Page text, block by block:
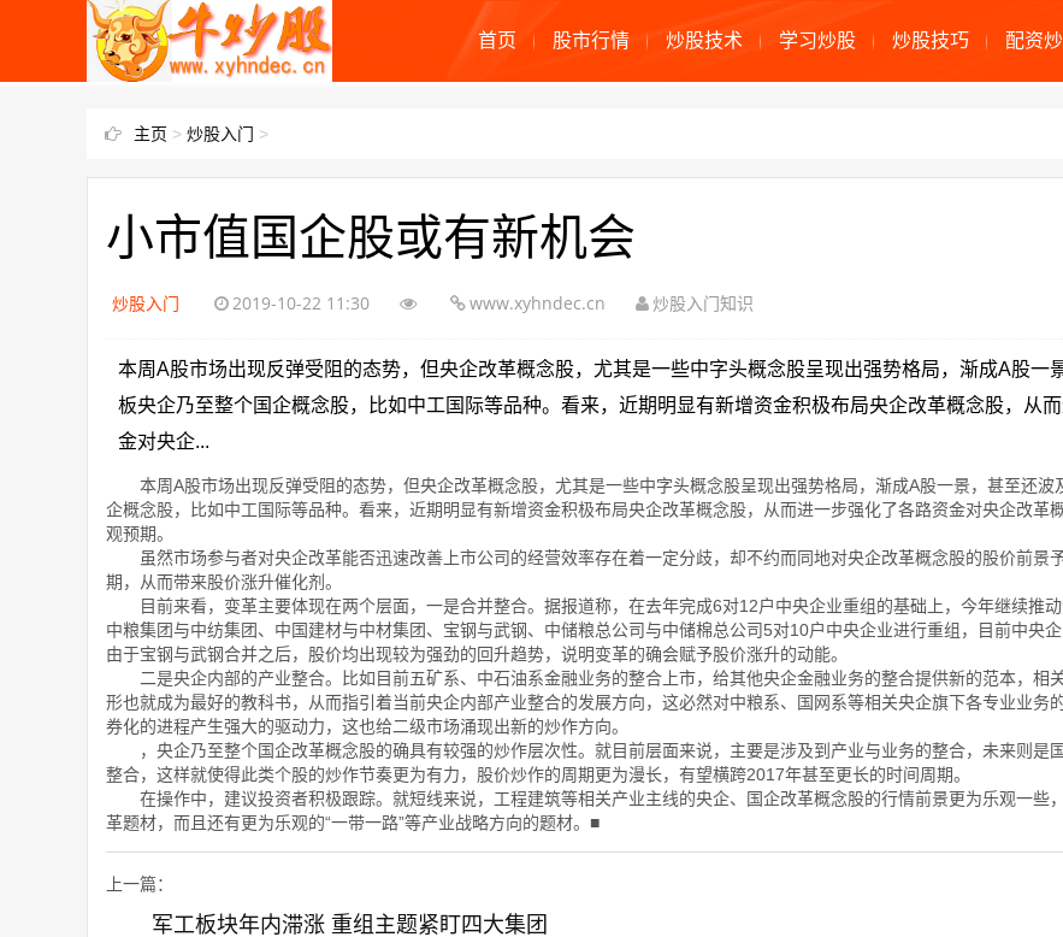
首页 股市行情 炒股技术 学习炒股 炒股技巧 配资
主页 > 炒股入门 >
小市值国企股或有新机会
炒股入门 2019-10-22 11:30 www.xyhndec.cn 炒股入门知识
本周A股市场出现反弹受阻的态势，但央企改革概念股，尤其是一些中字头概念股呈现出强势格局，渐成A股一
板央企乃至整个国企概念股，比如中工国际等品种。看来，近期明显有新增资金积极布局央企改革概念股，从
金对央企...
本周A股市场出现反弹受阻的态势，但央企改革概念股，尤其是一些中字头概念股呈现出强势格局，渐成A股一景，甚至还波
企概念股，比如中工国际等品种。看来，近期明显有新增资金积极布局央企改革概念股，从而进一步强化了各路资金对央企改革
观预期。
虽然市场参与者对央企改革能否迅速改善上市公司的经营效率存在着一定分歧，却不约而同地对央企改革概念股的股价前景
期，从而带来股价涨升催化剂。
目前来看，变革主要体现在两个层面，一是合并整合。据报道称，在去年完成6对12户中央企业重组的基础上，今年继续推动
中粮集团与中纺集团、中国建材与中材集团、宝钢与武钢、中储粮总公司与中储棉总公司5对10户中央企业进行重组，目前中央企
由于宝钢与武钢合并之后，股价均出现较为强劲的回升趋势，说明变革的确会赋予股价涨升的动能。
二是央企内部的产业整合。比如目前五矿系、中石油系金融业务的整合上市，给其他央企金融业务的整合提供新的范本，相
形也就成为最好的教科书，从而指引着当前央企内部产业整合的发展方向，这必然对中粮系、国网系等相关央企旗下各专业业务
券化的进程产生强大的驱动力，这也给二级市场涌现出新的炒作方向。
，央企乃至整个国企改革概念股的确具有较强的炒作层次性。就目前层面来说，主要是涉及到产业与业务的整合，未来则是
整合，这样就使得此类个股的炒作节奏更为有力，股价炒作的周期更为漫长，有望横跨2017年甚至更长的时间周期。
在操作中，建议投资者积极跟踪。就短线来说，工程建筑等相关产业主线的央企、国企改革概念股的行情前景更为乐观一些
革题材，而且还有更为乐观的“一带一路”等产业战略方向的题材。■
上一篇：
军工板块年内滞涨 重组主题紧盯四大集团